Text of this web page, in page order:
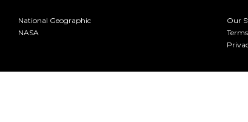
National Geographic
NASA
Our